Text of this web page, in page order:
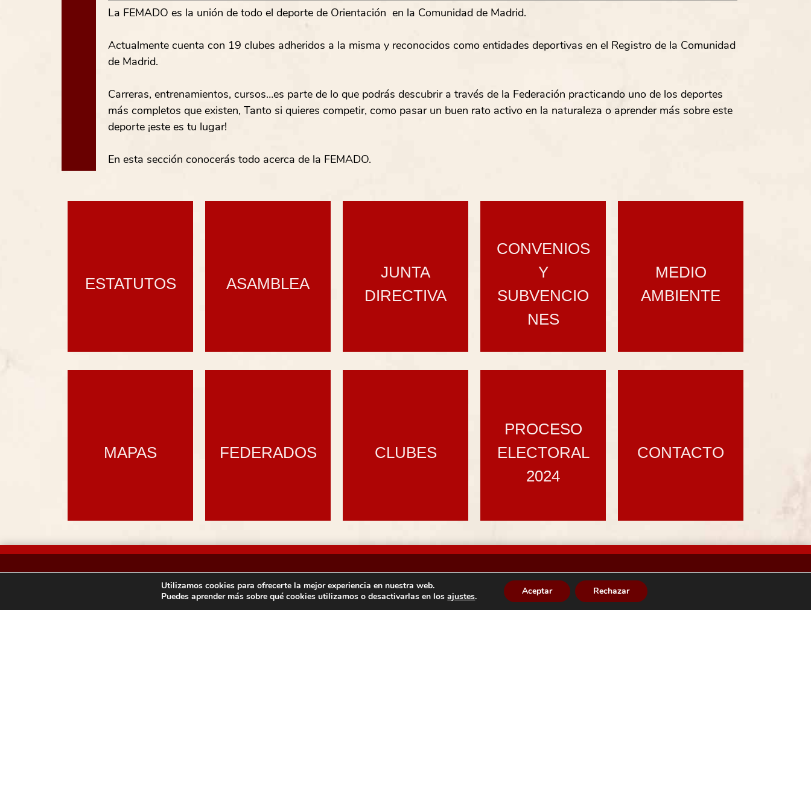
La FEMADO es la unión de todo el deporte de Orientación en la Comunidad de Madrid.
Actualmente cuenta con 19 clubes adheridos a la misma y reconocidos como entidades deportivas en el Registro de la Comunidad
de Madrid.
Carreras, entrenamientos, cursos…es parte de lo que podrás descubrir a través de la Federación practicando uno de los deportes
más completos que existen, Tanto si quieres competir, como pasar un buen rato activo en la naturaleza o aprender más sobre este
deporte ¡este es tu lugar!
En esta sección conocerás todo acerca de la FEMADO.
ESTATUTOS ASAMBLEA
JUNTA
DIRECTIVA
CONVENIOS
Y
SUBVENCIO
NES
MEDIO
AMBIENTE
MAPAS FEDERADOS CLUBES
PROCESO
ELECTORAL
2024
CONTACTO
Federación Madrileña de Orientación Competición
Utilizamos cookies para ofrecerte la mejor experiencia en nuestra web.
Puedes aprender más sobre qué cookies utilizamos o desactivarlas en losajustes. Aceptar Rechazar